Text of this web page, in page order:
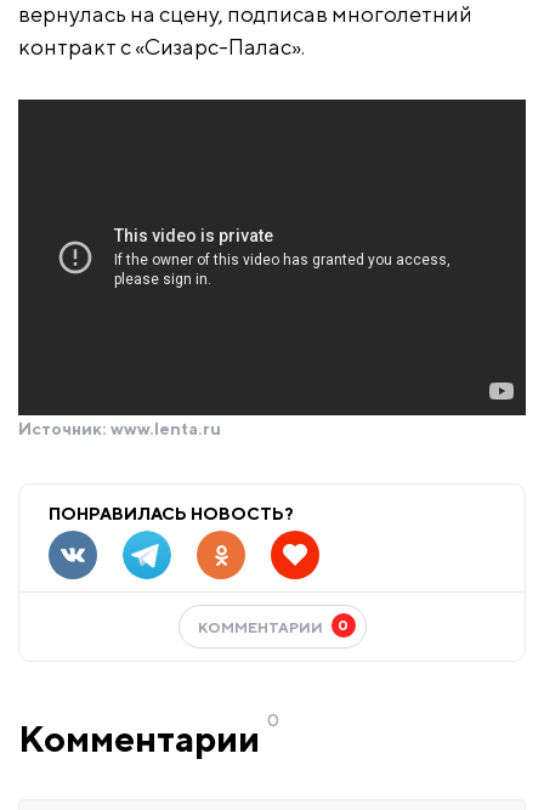
вернулась на сцену, подписав многолетний
контракт с «Сизарс-Палас».
Источник: www.lenta.ru
ПОНРАВИЛАСЬ НОВОСТЬ?
КОММЕНТАРИИ 0
Комментарии 0